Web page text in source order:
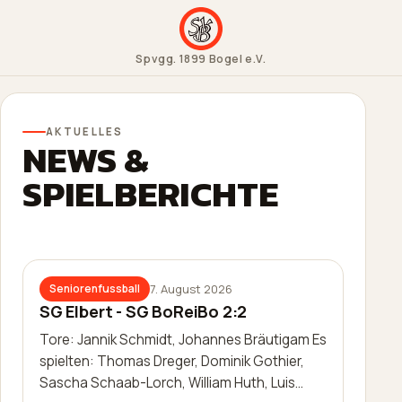
Spvgg. 1899 Bogel e.V.
AKTUELLES
NEWS &
SPIELBERICHTE
Seniorenfussball 7. August 2026
SG Elbert - SG BoReiBo 2:2
Tore: Jannik Schmidt, Johannes Bräutigam Es
spielten: Thomas Dreger, Dominik Gothier,
Sascha Schaab-Lorch, William Huth, Luis